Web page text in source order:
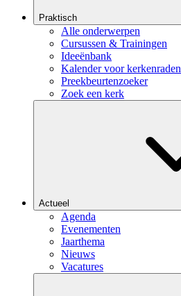
Praktisch
Alle onderwerpen
Cursussen & Trainingen
Ideeënbank
Kalender voor kerkenraden
Preekbeurtenzoeker
Zoek een kerk
Actueel
Agenda
Evenementen
Jaarthema
Nieuws
Vacatures